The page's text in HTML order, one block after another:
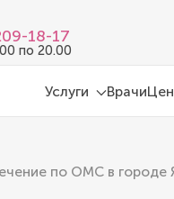
18-17
по 20.00
Услуги Врачи
по ОМС в городе